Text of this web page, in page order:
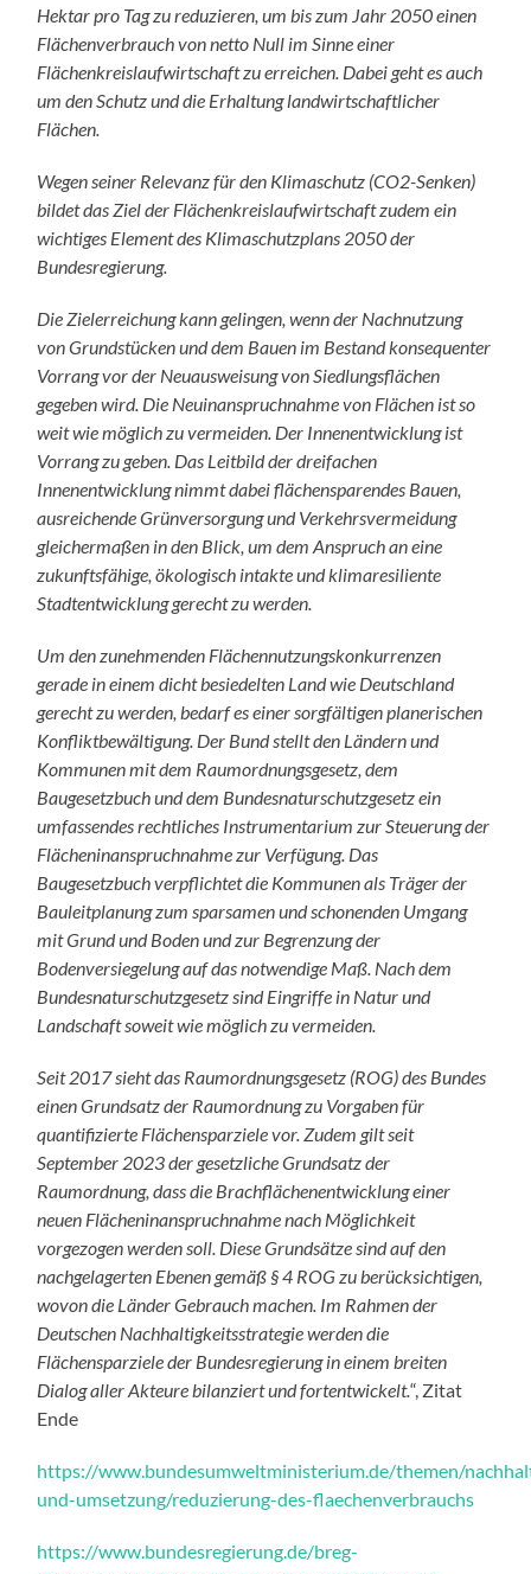
Hektar pro Tag zu reduzieren, um bis zum Jahr 2050 einen
Flächenverbrauch von netto Null im Sinne einer
Flächenkreislaufwirtschaft zu erreichen. Dabei geht es auch
um den Schutz und die Erhaltung landwirtschaftlicher
Flächen.
Wegen seiner Relevanz für den Klimaschutz (CO2-Senken)
bildet das Ziel der Flächenkreislaufwirtschaft zudem ein
wichtiges Element des Klimaschutzplans 2050 der
Bundesregierung.
Die Zielerreichung kann gelingen, wenn der Nachnutzung
von Grundstücken und dem Bauen im Bestand konsequenter
Vorrang vor der Neuausweisung von Siedlungsflächen
gegeben wird. Die Neuinanspruchnahme von Flächen ist so
weit wie möglich zu vermeiden. Der Innenentwicklung ist
Vorrang zu geben. Das Leitbild der dreifachen
Innenentwicklung nimmt dabei flächensparendes Bauen,
ausreichende Grünversorgung und Verkehrsvermeidung
gleichermaßen in den Blick, um dem Anspruch an eine
zukunftsfähige, ökologisch intakte und klimaresiliente
Stadtentwicklung gerecht zu werden.
Um den zunehmenden Flächennutzungskonkurrenzen
gerade in einem dicht besiedelten Land wie Deutschland
gerecht zu werden, bedarf es einer sorgfältigen planerischen
Konfliktbewältigung. Der Bund stellt den Ländern und
Kommunen mit dem Raumordnungsgesetz, dem
Baugesetzbuch und dem Bundesnaturschutzgesetz ein
umfassendes rechtliches Instrumentarium zur Steuerung der
Flächeninanspruchnahme zur Verfügung. Das
Baugesetzbuch verpflichtet die Kommunen als Träger der
Bauleitplanung zum sparsamen und schonenden Umgang
mit Grund und Boden und zur Begrenzung der
Bodenversiegelung auf das notwendige Maß. Nach dem
Bundesnaturschutzgesetz sind Eingriffe in Natur und
Landschaft soweit wie möglich zu vermeiden.
Seit 2017 sieht das Raumordnungsgesetz (ROG) des Bundes
einen Grundsatz der Raumordnung zu Vorgaben für
quantifizierte Flächensparziele vor. Zudem gilt seit
September 2023 der gesetzliche Grundsatz der
Raumordnung, dass die Brachflächenentwicklung einer
neuen Flächeninanspruchnahme nach Möglichkeit
vorgezogen werden soll. Diese Grundsätze sind auf den
nachgelagerten Ebenen gemäß § 4 ROG zu berücksichtigen,
wovon die Länder Gebrauch machen. Im Rahmen der
Deutschen Nachhaltigkeitsstrategie werden die
Flächensparziele der Bundesregierung in einem breiten
Dialog aller Akteure bilanziert und fortentwickelt.“, Zitat
Ende
https://www.bundesumweltministerium.de/themen/
und-umsetzung/reduzierung-des-flaechenverbrauchs
https://www.bundesregierung.de/breg-